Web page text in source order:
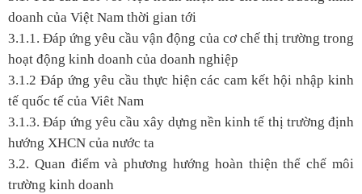
doanh của Việt Nam thời gian tới
3.1.1. Đáp ứng yêu cầu vận động của cơ chế thị trường trong
hoạt động kinh doanh của doanh nghiệp
3.1.2 Đáp ứng yêu cầu thực hiện các cam kết hội nhập kinh
tế quốc tế của Viêt Nam
3.1.3. Đáp ứng yêu cầu xây dựng nền kinh tế thị trường định
hướng XHCN của nước ta
3.2. Quan điểm và phương hướng hoàn thiện thể chế môi
trường kinh doanh